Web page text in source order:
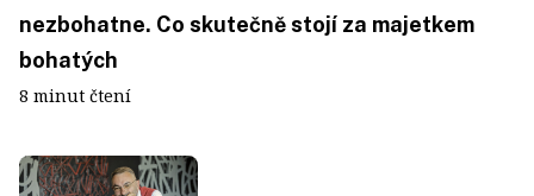
nezbohatne. Co skutečně stojí za majetkem
bohatých
8 minut čtení